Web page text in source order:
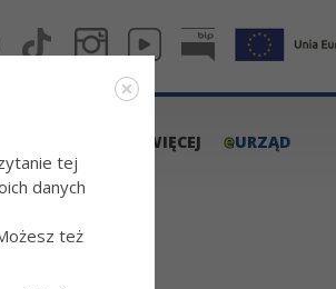
WIĘCEJ eURZĄD
tej
danych
też